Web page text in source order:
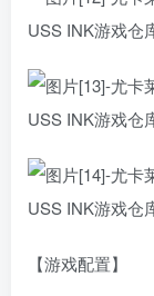
【游戏配置】